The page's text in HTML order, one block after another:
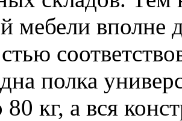
мебели вполне
полка
80 кг, а вся